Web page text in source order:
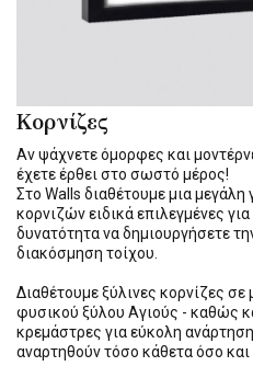
Κορνίζες
Αν ψάχνετε όμορφες και
έχετε έρθει στο σωστό μέρος!
Στο Walls διαθέτουμε μια
κορνιζών ειδικά επιλεγμένες
δυνατότητα να δημιουργήσετε
διακόσμηση τοίχου.
Διαθέτουμε ξύλινες κορνίζες
φυσικού ξύλου Αγιούς - καθώς
κρεμάστρες για εύκολη
αναρτηθούν τόσο κάθετα όσο και